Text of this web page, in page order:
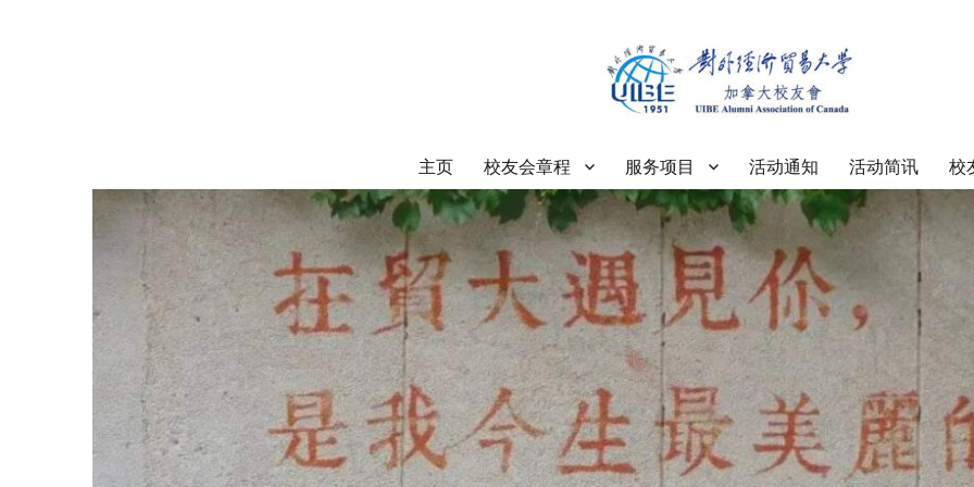
对外经济贸易大学加拿大校友会
主页 校友会章程 服务项目 活动通知 活动简讯 校